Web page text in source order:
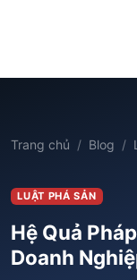
Trang chủ Blog
LUẬT PHÁ SẢN
Hệ Quả
Doanh